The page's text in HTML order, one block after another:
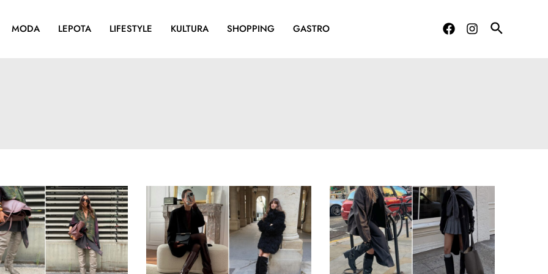
MODA LEPOTA LIFESTYLE KULTURA SHOPPING GASTRO